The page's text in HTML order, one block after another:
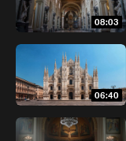
08:03
06:40